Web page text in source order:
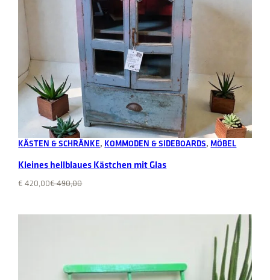
Add to cart
KÄSTEN & SCHRÄNKE, KOMMODEN & SIDEBOARDS, MÖBEL
Kleines hellblaues Kästchen mit Glas
€490,00
Original
€ 420,00
Current